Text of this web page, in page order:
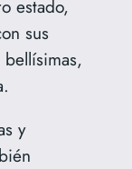
estado,
sus
y